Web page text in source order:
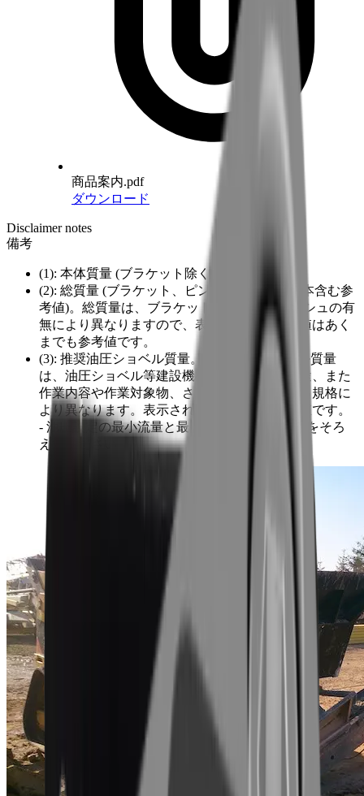
商品案内.pdf
ダウンロード
Disclaimer notes
備考
(1): 本体質量 (ブラケット除く)
(2): 総質量 (ブラケット、ピン2本、ブッシュ4本含む参
考値)。総質量は、ブラケットのタイプやブッシュの有
無により異なりますので、表示されている数値はあく
までも参考値です。
(3): 推奨油圧ショベル質量。 推奨油圧ショベル質量
は、油圧ショベル等建設機械の仕様や使用用途、また
作業内容や作業対象物、さらには安全に関する規格に
より異なります。表示されている数値は参考値です。
- 油圧設定の最小流量と最小圧力は同時に目盛をそろ
えてください